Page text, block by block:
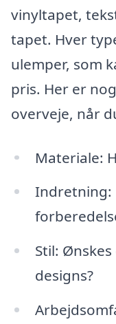
vinyltapet,
tapet. Hver
ulemper, som
pris. Her er
overveje, når
Materiale:
Indretning:
Stil:
designs?